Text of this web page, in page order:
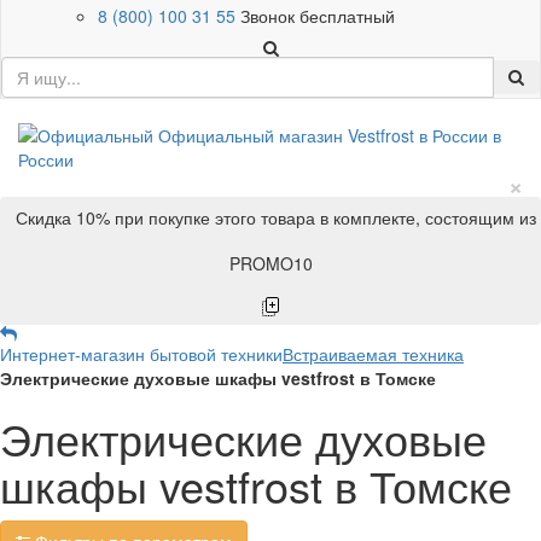
8 (800) 100 31 55 Звонок бесплатный
×
Скидка 10% при покупке этого товара в комплекте, состоящим
PROMO10
Интернет-магазин бытовой техникиВстраиваемая техника
Электрические духовые шкафы vestfrost в Томске
Электрические духовые
шкафы vestfrost в Томске